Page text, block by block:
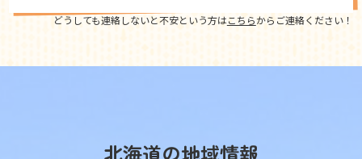
どうしても連絡しないと不安という方はこちらからご連絡ください！
北海道の地域情報